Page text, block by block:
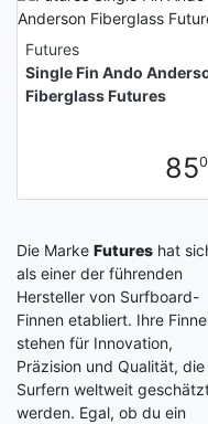
Futures
Single Fin Ando
Fiberglass Futures
85
Die Marke Futures hat
als einer der führenden
Hersteller von Surfboard-
Finnen etabliert. Ihre
stehen für Innovation,
Präzision und Qualität,
Surfern weltweit
werden. Egal, ob du ein